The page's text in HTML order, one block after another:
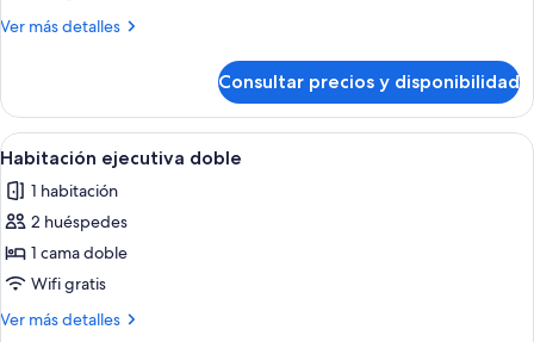
ejecutiva
camas
individuales
Ver más detalles
Más
ejecutiva
con
2
individuales
Consultar precios y disponibilidad
Abrir
todas
las
fotos
de
Habitación
ejecutiva
Un moderno vestíbulo de hotel con
3
Habitación ejecutiva doble
1 habitación
2 huéspedes
1 cama doble
Wifi gratis
Ver más detalles
Más